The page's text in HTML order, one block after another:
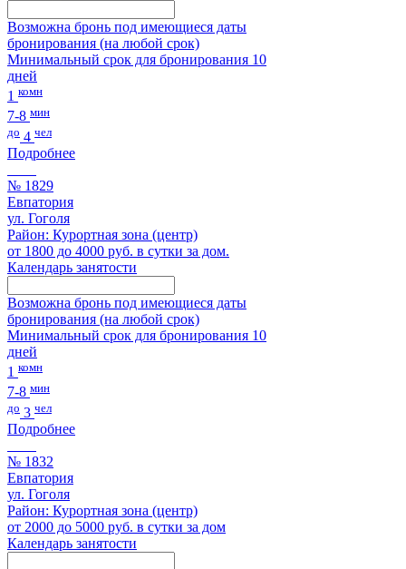
Возможна бронь под имеющиеся даты
бронирования (на любой срок)
Минимальный срок для бронирования 10
дней
1 комн
7-8 мин
до 4 чел
Подробнее
№ 1829
Евпатория
ул. Гоголя
Район: Курортная зона (центр)
от 1800 до 4000 руб. в сутки за дом.
Календарь занятости
Возможна бронь под имеющиеся даты
бронирования (на любой срок)
Минимальный срок для бронирования 10
дней
1 комн
7-8 мин
до 3 чел
Подробнее
№ 1832
Евпатория
ул. Гоголя
Район: Курортная зона (центр)
от 2000 до 5000 руб. в сутки за дом
Календарь занятости